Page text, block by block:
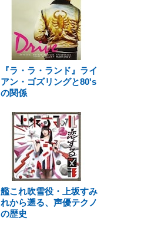
『ラ・ラ・ランド』ライ
アン・ゴズリングと80's
の関係
艦これ吹雪役・上坂すみ
れから遡る、声優テクノ
の歴史